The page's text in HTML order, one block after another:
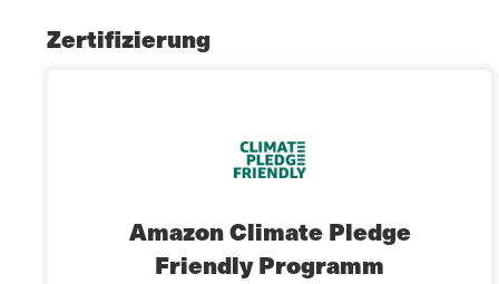
Zertifizierung
Amazon Climate Pledge
Friendly Programm